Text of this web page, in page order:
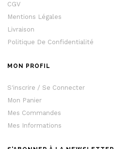
CGV
Mentions Légales
Livraison
Politique De Confidentialité
MON PROFIL
S'inscrire / Se Connecter
Mon Panier
Mes Commandes
Mes Informations